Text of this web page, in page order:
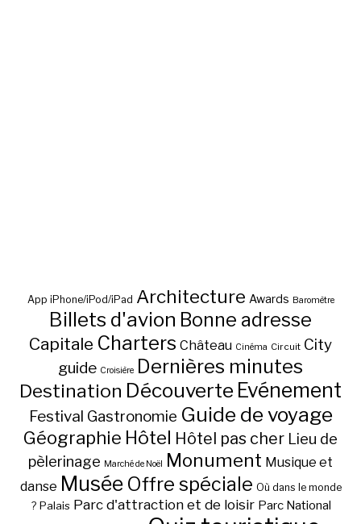
App iPhone/iPod/iPad Architecture Awards Baromètre
Billets d'avion Bonne adresse
Capitale Charters Château Cinéma Circuit City
guide Croisière Dernières minutes
Destination Découverte Evénement
Festival Gastronomie Guide de voyage
Géographie Hôtel Hôtel pas cher Lieu de
pèlerinage Marché de Noël Monument Musique et
danse Musée Offre spéciale Où dans le monde
? Palais Parc d'attraction et de loisir Parc National